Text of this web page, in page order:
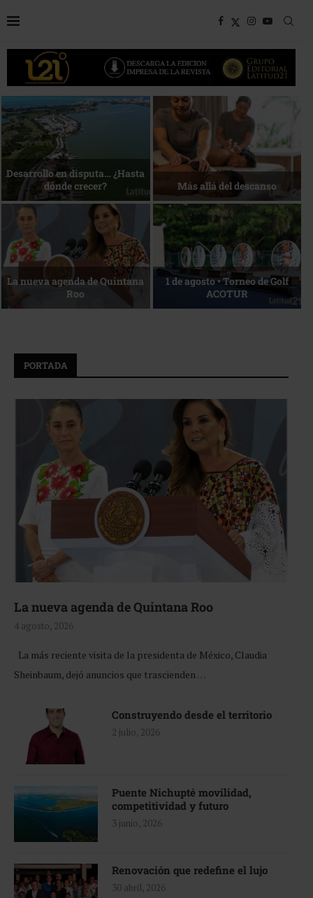
Bottega, un viaje servido a la
mesa
Energía que Impulsa la
competitividad
Reconocimiento de viajeros La esencia del servicio
PORTADA
La nueva agenda de Quintana Roo
4 agosto, 2026
La más reciente visita de la presidenta de México, Claudia
Sheinbaum, dejó anuncios que trascienden …
Construyendo desde el territorio
2 julio, 2026
Puente Nichupté movilidad,
competitividad y futuro
3 junio, 2026
Renovación que redefine el lujo
30 abril, 2026